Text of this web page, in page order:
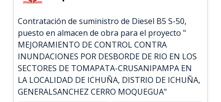
Contratación de suministro de Diesel B5 S-50,
puesto en almacen de obra para el proyecto "
MEJORAMIENTO DE CONTROL CONTRA
INUNDACIONES POR DESBORDE DE RIO EN LOS
SECTORES DE TOMAPATA-CRUSANIPAMPA EN
LA LOCALIDAD DE ICHUÑA, DISTRIO DE ICHUÑA,
GENERALSANCHEZ CERRO MOQUEGUA"